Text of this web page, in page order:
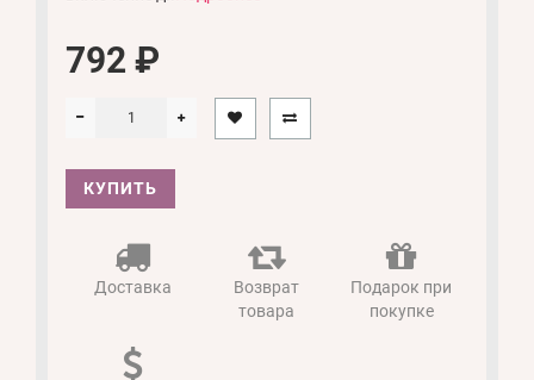
792 ₽
КУПИТЬ
Доставка
Возврат
товара
Подарок при
покупке